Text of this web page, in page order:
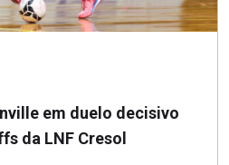
em duelo decisivo
da LNF Cresol